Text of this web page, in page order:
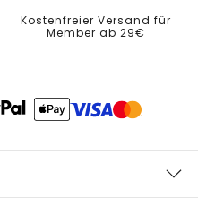
Kostenfreier Versand für
Member ab 29€